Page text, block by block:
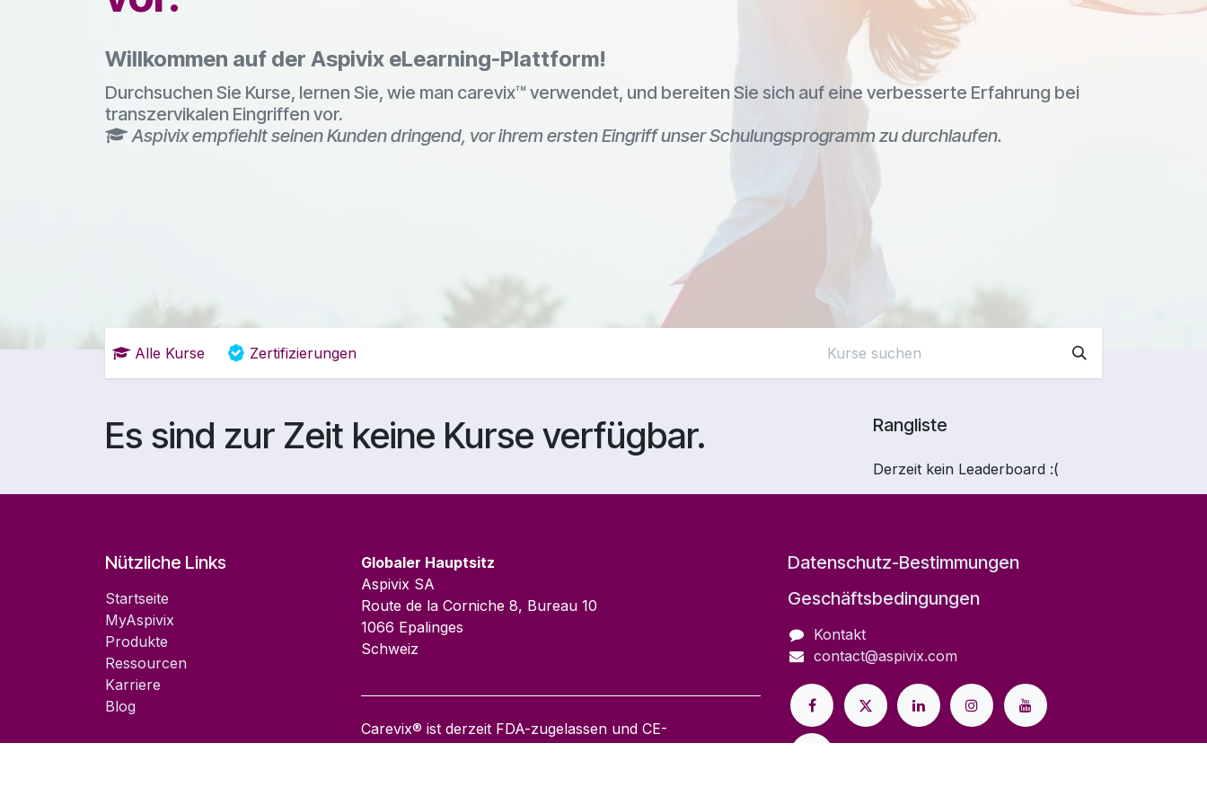
Willkommen auf der Aspivix eLearning-Plattform!
Durchsuchen Sie Kurse, lernen Sie, wie man carevix™ verwendet, und bereiten Sie sich auf eine verbesserte Erfahrung bei
transzervikalen Eingriffen vor.
Aspivix empfiehlt seinen Kunden dringend, vor ihrem ersten Eingriff unser Schulungsprogramm zu durchlaufen.
Alle Kurse Zertifizierungen
Rangliste
Derzeit kein Leaderboard :(
Es sind zur Zeit keine Kurse verfügbar.
Nützliche Links
Startseite
MyAspivix
Produkte
Ressourcen
Karriere
Blog
Globaler Hauptsitz
Aspivix SA
Route de la Corniche 8, Bureau 10
1066 Epalinges
Schweiz
Carevix® ist derzeit FDA-zugelassen und CE-
Datenschutz-Bestimmungen
Geschäftsbedingungen
Kontakt
contact@aspivix.com